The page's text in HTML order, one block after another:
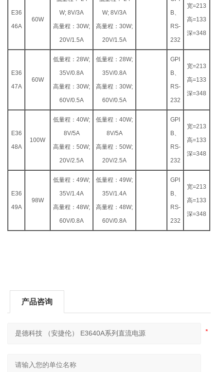
E36
46A
60W
W; 8V/3A
高量程：30W;
20V/1.5A
W; 8V/3A
高量程：30W;
20V/1.5A
B、
RS-
232
宽=213
高=133
深=348
E36
47A
60W
低量程：28W;
35V/0.8A
高量程：30W;
60V/0.5A
低量程：28W;
35V/0.8A
高量程：30W;
60V/0.5A
GPI
B、
RS-
232
宽=213
高=133
深=348
E36
48A
100W
低量程：40W;
8V/5A
高量程：50W;
20V/2.5A
低量程：40W;
8V/5A
高量程：50W;
20V/2.5A
GPI
B、
RS-
232
宽=213
高=133
深=348
E36
49A
98W
低量程：49W;
35V/1.4A
高量程：48W;
60V/0.8A
低量程：49W;
35V/1.4A
高量程：48W;
60V/0.8A
GPI
B、
RS-
232
宽=213
高=133
深=348
产品咨询